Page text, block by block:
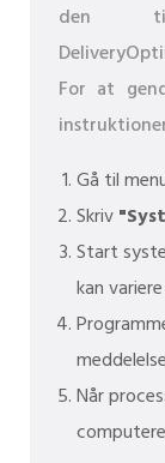
den
For at
Gå til
Skriv
Start
kan
Når